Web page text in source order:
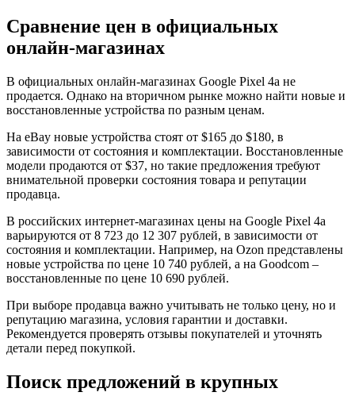
Сравнение цен в официальных
онлайн-магазинах
В официальных онлайн-магазинах Google Pixel 4a не
продается. Однако на вторичном рынке можно найти новые и
восстановленные устройства по разным ценам.
На eBay новые устройства стоят от $165 до $180, в
зависимости от состояния и комплектации. Восстановленные
модели продаются от $37, но такие предложения требуют
внимательной проверки состояния товара и репутации
продавца.
В российских интернет-магазинах цены на Google Pixel 4a
варьируются от 8 723 до 12 307 рублей, в зависимости от
состояния и комплектации. Например, на Ozon представлены
новые устройства по цене 10 740 рублей, а на Goodcom –
восстановленные по цене 10 690 рублей.
При выборе продавца важно учитывать не только цену, но и
репутацию магазина, условия гарантии и доставки.
Рекомендуется проверять отзывы покупателей и уточнять
детали перед покупкой.
Поиск предложений в крупных